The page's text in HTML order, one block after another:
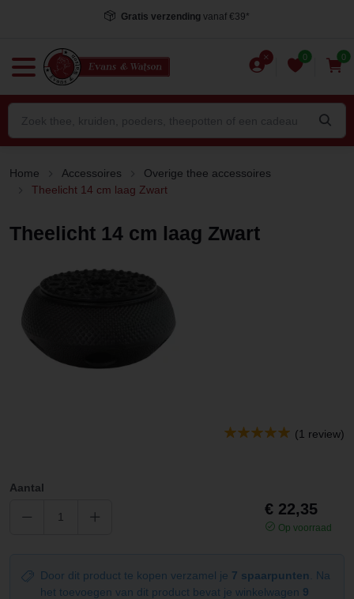
Gratis verzending vanaf €39*
0 0
Home Accessoires
Overige thee accessoires
Theelicht 14 cm laag Zwart
Theelicht 14 cm laag Zwart
(1 review)
Aantal
€ 22,35
Op voorraad
Door dit product te kopen verzamel je 7 spaarpunten
. Na
het toevoegen van dit product bevat je winkelwagen 9